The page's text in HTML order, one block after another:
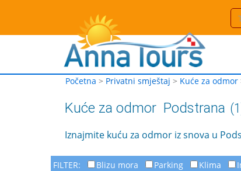
Početna > Privatni smještaj > Kuće za odmor
Kuće za odmor Podstrana
Iznajmite kuću za odmor iz snova u
FILTER: Blizu mora Parking Klima